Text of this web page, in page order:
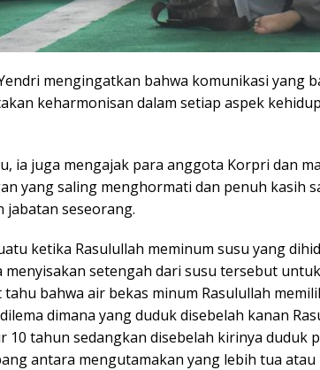
mengingatkan bahwa komunikasi yang
keharmonisan dalam setiap aspek
ia juga mengajak para anggota Korpri dan
yang saling menghormati dan penuh kasih
jabatan seseorang.
ketika Rasulullah meminum susu yang
menyisakan setengah dari susu tersebut
tahu bahwa air bekas minum Rasulullah
dimana yang duduk disebelah kanan
10 tahun sedangkan disebelah kirinya duduk
antara mengutamakan yang lebih tua